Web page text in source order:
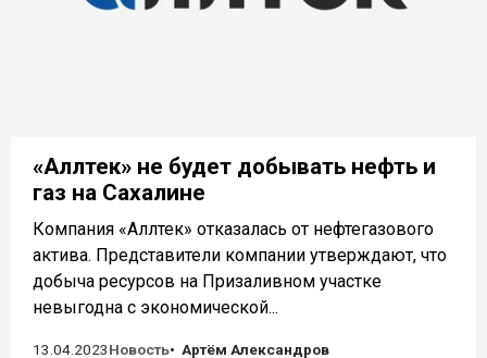
«Аллтек» не будет добывать нефть и
газ на Сахалине
Компания «Аллтек» отказалась от нефтегазового
актива. Представители компании утверждают, что
добыча ресурсов на Призаливном участке
невыгодна с экономической...
13.04.2023Новость
Артём Александров